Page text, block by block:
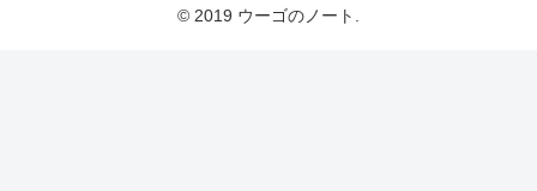
© 2019 ウーゴのノート.